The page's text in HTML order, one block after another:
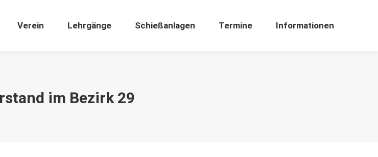
Verein Lehrgänge Schießanlagen Termine Informationen
im Bezirk 29